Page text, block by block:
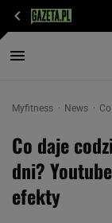
Myfitness News
Co daje
dni?
efekty